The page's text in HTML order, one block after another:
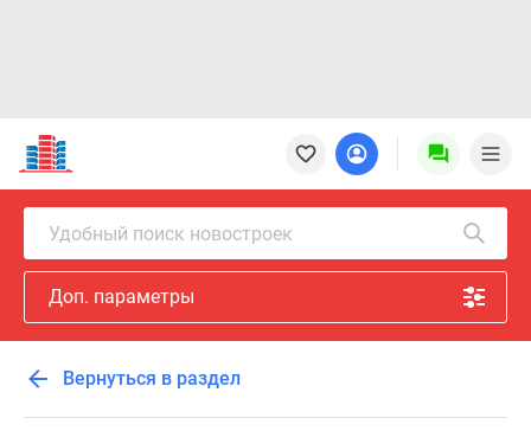
Новостройки
Квартиры
Ипотека
Новостройки
Москвы
Новостройки
Подмосковья
Новостройки
Москвы
Готовые
Удобный поиск новостроек
Доп. параметры
Вернуться в раздел